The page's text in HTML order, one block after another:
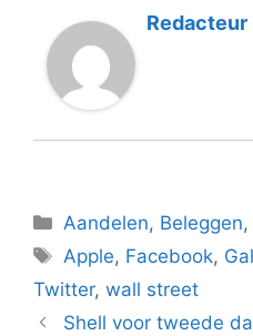
Redacteur
Categorieën
Aandelen, Beleggen,
Tags
Apple, Facebook,
Twitter, wall street
Shell voor tweede